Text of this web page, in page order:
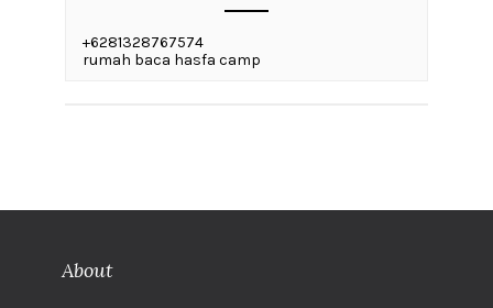
+6281328767574
rumah baca hasfa camp
About